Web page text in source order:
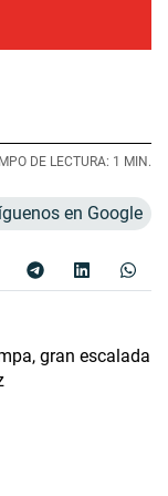
DE LECTURA: 1 MIN.
en Google
gran escalada